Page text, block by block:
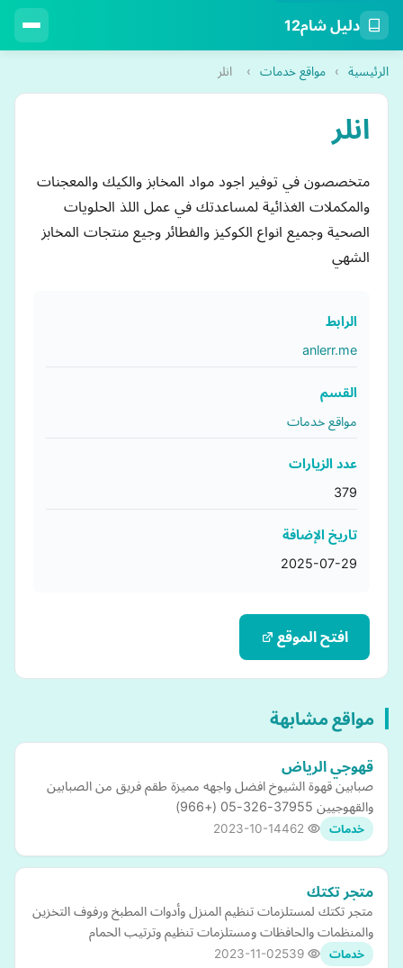
دليل شام12
الرئيسية › مواقع خدمات › انلر
انلر
متخصصون في توفير اجود مواد المخابز والكيك والمعجنات
والمكملات الغذائية لمساعدتك في عمل اللذ الحلويات
الصحية وجميع انواع الكوكيز والفطائر وجيع منتجات المخابز
الشهي
الرابط
anlerr.me
القسم
مواقع خدمات
عدد الزيارات
379
تاريخ الإضافة
2025-07-29
افتح الموقع
مواقع مشابهة
قهوجي الرياض
صبابين قهوة الشيوخ افضل واجهه مميزة طقم فريق من الصبابين
والقهوجيين 37955-326-05 (+966)
خدمات 2023-10-14
متجر تكتك
متجر تكتك لمستلزمات تنظيم المنزل وأدوات المطبخ ورفوف التخزين
والمنظمات والحافظات ومستلزمات تنظيم وترتيب الحمام
خدمات 2023-11-02